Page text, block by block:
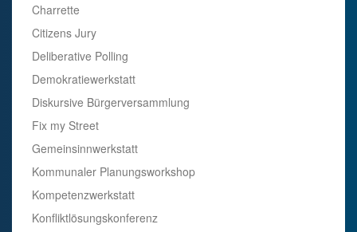
Charrette
Citizens Jury
Deliberative Polling
Demokratiewerkstatt
Diskursive Bürgerversammlung
Fix my Street
Gemeinsinnwerkstatt
Kommunaler Planungsworkshop
Kompetenzwerkstatt
Konfliktlösungskonferenz